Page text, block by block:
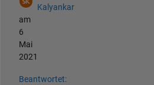
Kalyankar
am
6
Mai
2021
Beantwortet: